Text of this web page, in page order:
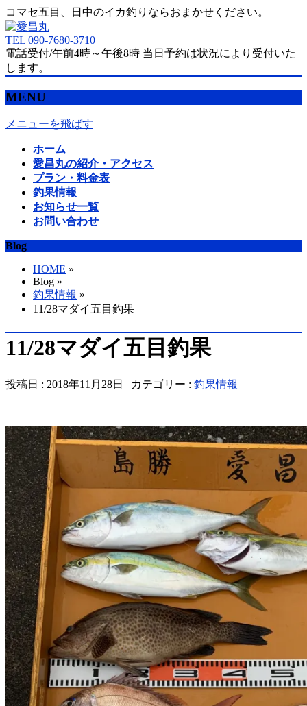
コマセ五目、日中のイカ釣りならおまかせください。
TEL 090-7680-3710
電話受付/午前4時～午後8時 当日予約は状況により受付いた
します。
MENU
メニューを飛ばす
ホーム
愛昌丸の紹介・アクセス
プラン・料金表
釣果情報
お知らせ一覧
お問い合わせ
Blog
HOME »
Blog »
釣果情報 »
11/28マダイ五目釣果
11/28マダイ五目釣果
投稿日 : 2018年11月28日 | カテゴリー : 釣果情報